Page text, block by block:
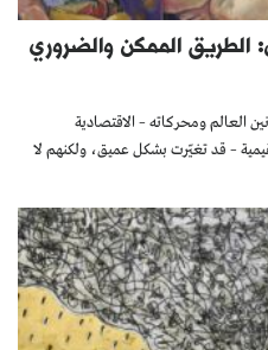
الطريق الممكن والضروري
العالم ومحركاته – الاقتصادية
– قد تغيّرت بشكل عميق، ولكنهم لا